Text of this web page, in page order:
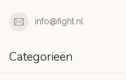
info@fight.nl
Categorieën